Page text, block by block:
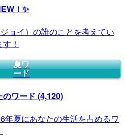
！✨
ョイ）の誰のことを考えてい
！
夏ワ
ード
のワード (4,120)
年夏にあなたの生活を占めるワ